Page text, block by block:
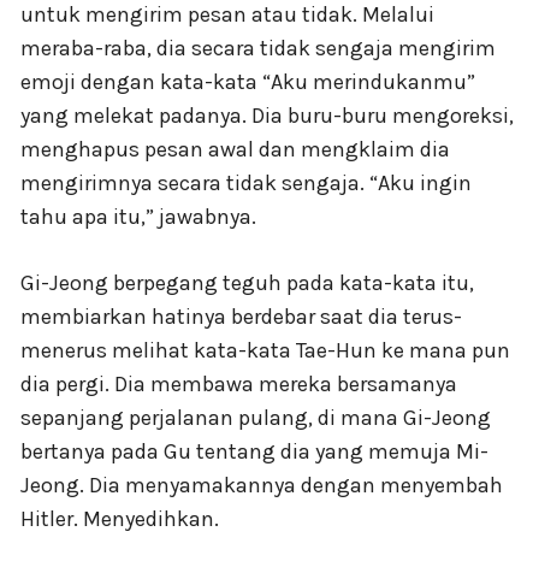
untuk mengirim pesan atau tidak. Melalui
meraba-raba, dia secara tidak sengaja mengirim
emoji dengan kata-kata “Aku merindukanmu”
yang melekat padanya. Dia buru-buru mengoreksi,
menghapus pesan awal dan mengklaim dia
mengirimnya secara tidak sengaja. “Aku ingin
tahu apa itu,” jawabnya.
Gi-Jeong berpegang teguh pada kata-kata itu,
membiarkan hatinya berdebar saat dia terus-
menerus melihat kata-kata Tae-Hun ke mana pun
dia pergi. Dia membawa mereka bersamanya
sepanjang perjalanan pulang, di mana Gi-Jeong
bertanya pada Gu tentang dia yang memuja Mi-
Jeong. Dia menyamakannya dengan menyembah
Hitler. Menyedihkan.